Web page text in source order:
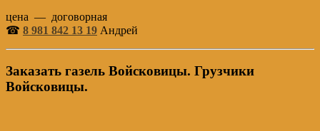
цена — договорная
☎ 8 981 842 13 19 Андрей
Заказать газель Войсковицы. Грузчики
Войсковицы.